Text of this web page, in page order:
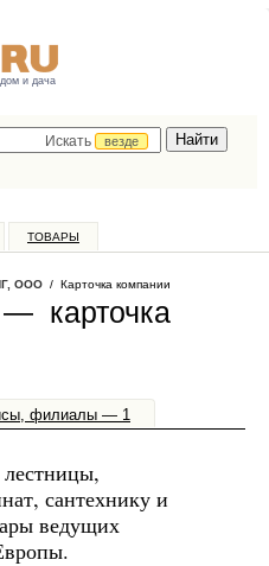
дом и дача
Искать
везде
ТОВАРЫ
ООО / Карточка компании
карточка
филиалы — 1
сантехнику и
ведущих